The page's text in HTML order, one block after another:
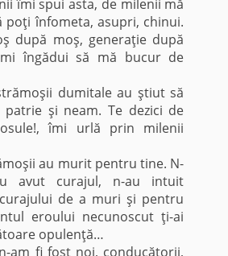
spui asta, de milenii mă
poţi înfometa, asupri, chinui.
după moş, generaţie după
mi îngădui să mă bucur de
dumitale au ştiut să
şi neam. Te dezici de
îmi urlă prin milenii
au murit pentru tine. N-
avut curajul, n-au intuit
de a muri şi pentru
eroului necunoscut ţi-ai
opulenţă…
fi fost noi, conducătorii,